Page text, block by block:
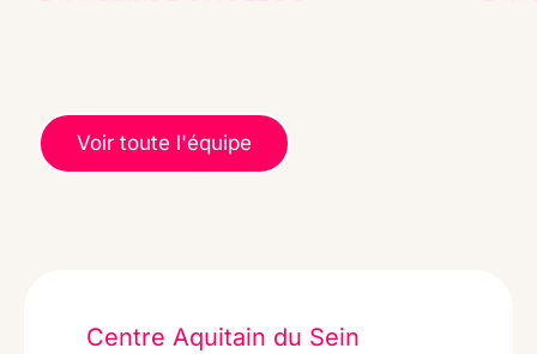
Voir toute l'équipe
Centre Aquitain du Sein